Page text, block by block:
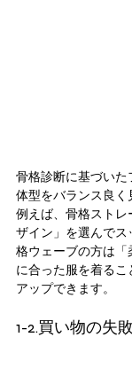
骨格診断に基づいた
体型をバランス良く
例えば、骨格ストレ
ザイン」を選んでス
格ウェーブの方は「
に合った服を着る
アップできます。
1-2.買い物の失